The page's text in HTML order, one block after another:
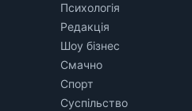
Психологія
Редакція
Шоу бізнес
Смачно
Спорт
Суспільство